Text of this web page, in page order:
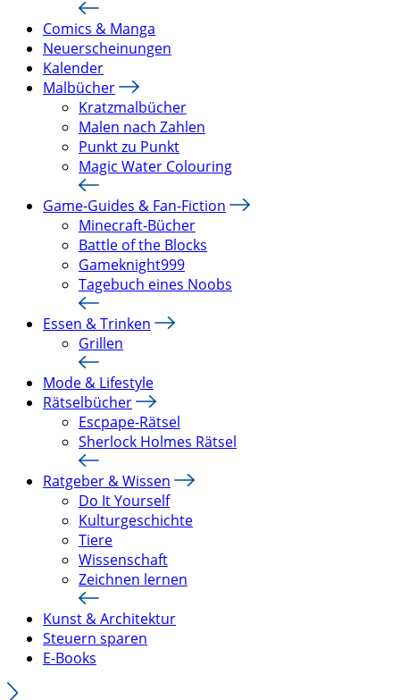
Comics & Manga
Neuerscheinungen
Kalender
Malbücher
Kratzmalbücher
Malen nach Zahlen
Punkt zu Punkt
Magic Water Colouring
Game-Guides & Fan-Fiction
Minecraft-Bücher
Battle of the Blocks
Gameknight999
Tagebuch eines Noobs
Essen & Trinken
Grillen
Mode & Lifestyle
Rätselbücher
Escpape-Rätsel
Sherlock Holmes Rätsel
Ratgeber & Wissen
Do It Yourself
Kulturgeschichte
Tiere
Wissenschaft
Zeichnen lernen
Kunst & Architektur
Steuern sparen
E-Books